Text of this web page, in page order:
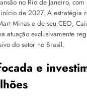
no Rio de Janeiro,
início de 2027. A estratégia
Minas e de seu CEO,
atuação exclusivamente
do setor no Brasil.
e